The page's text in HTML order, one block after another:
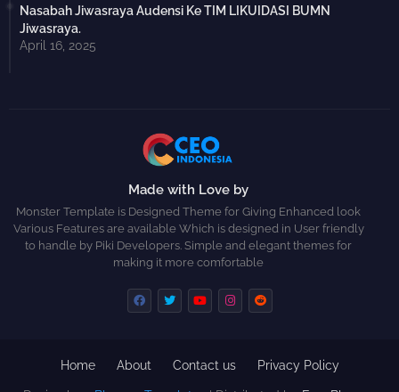
Nasabah Jiwasraya Audensi Ke TIM LIKUIDASI BUMN
Jiwasraya.
April 16, 2025
Made with Love by
Monster Template is Designed Theme for Giving Enhanced look
Various Features are available Which is designed in User friendly
to handle by Piki Developers. Simple and elegant themes for
making it more comfortable
Home About Contact us Privacy Policy